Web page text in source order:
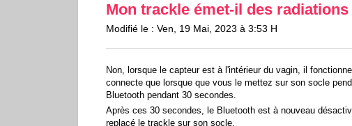
Mon trackle émet-il des
Modifié le : Ven, 19 Mai, 2023 à 3:53 H
Non, lorsque le capteur est à l'intérieur du vagin, il
connecte que lorsque que vous le mettez sur son socle
Bluetooth pendant 30 secondes.
Après ces 30 secondes, le Bluetooth est à nouveau
replacé le trackle sur son socle.